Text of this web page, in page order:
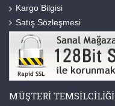
Kargo Bilgisi
Satış Sözleşmesi
MÜŞTERI TEMSILCILIĞI